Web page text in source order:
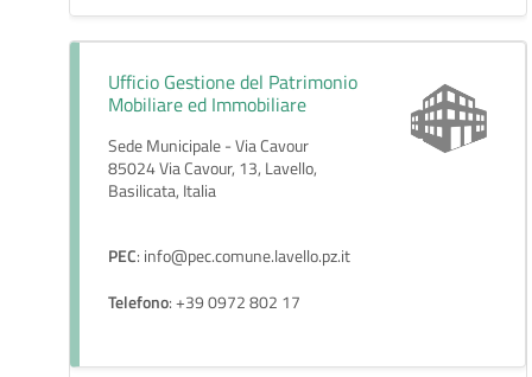
Ufficio Gestione del Patrimonio
Mobiliare ed Immobiliare
Sede Municipale - Via Cavour
85024 Via Cavour, 13, Lavello,
Basilicata, Italia
PEC: info@pec.comune.lavello.pz.it
Telefono: +39 0972 802 17